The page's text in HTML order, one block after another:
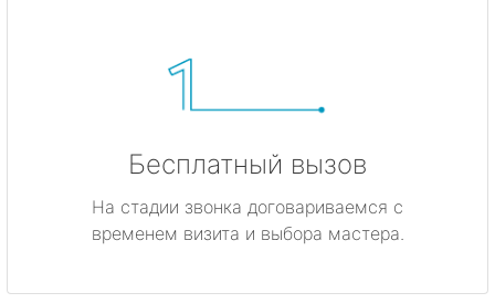
Бесплатный вызов
На стадии звонка договариваемся с
временем визита и выбора мастера.